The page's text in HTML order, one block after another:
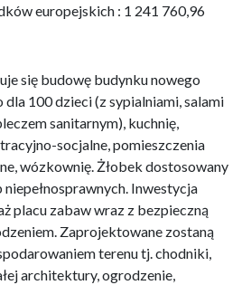
europejskich : 1 241 760,96
się budowę budynku nowego
dla 100 dzieci (z sypialniami, salami
sanitarnym), kuchnię,
socjalne, pomieszczenia
wózkownię. Żłobek dostosowany
Inwestycja
placu zabaw wraz z bezpieczną
Zaprojektowane zostaną
terenu tj. chodniki,
architektury, ogrodzenie,